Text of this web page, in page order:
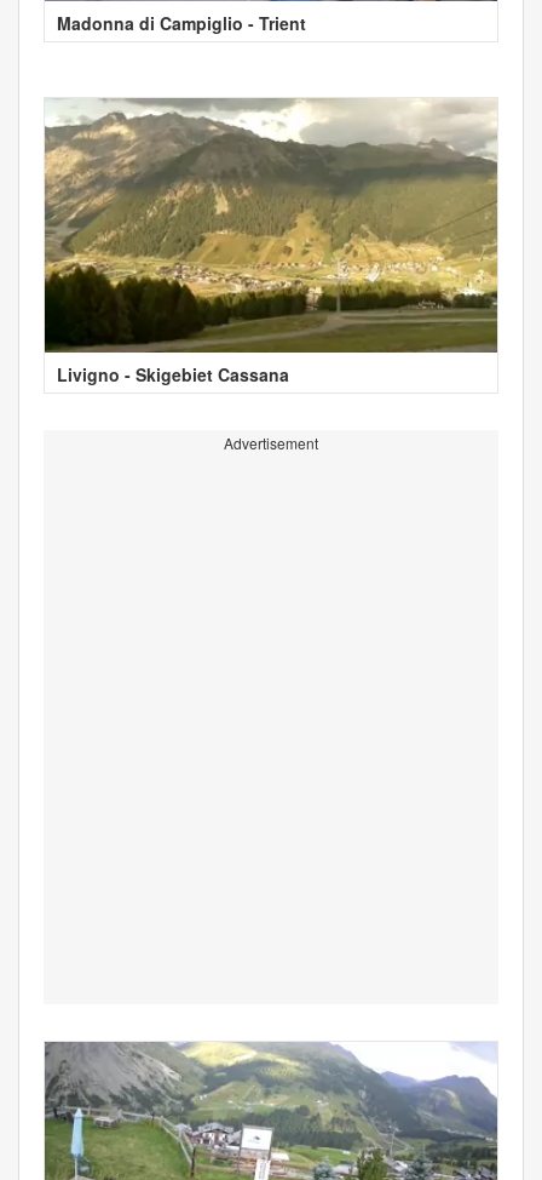
Madonna di Campiglio - Trient
Livigno - Skigebiet Cassana
Advertisement